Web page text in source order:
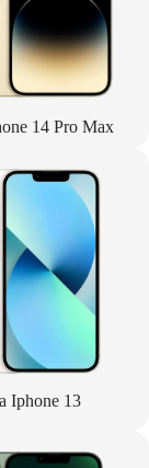
14 Pro Max
Iphone 13